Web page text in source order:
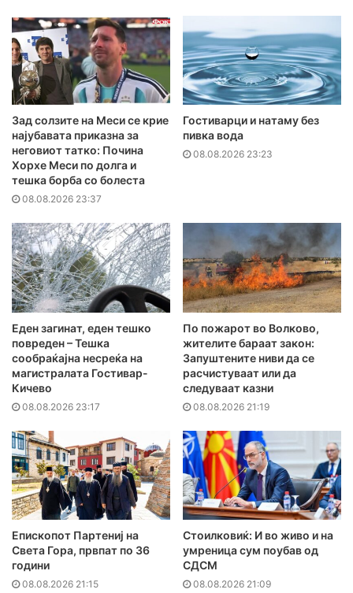
Зад солзите на Меси се крие
најубавата приказна за
неговиот татко: Почина
Хорхе Меси по долга и
тешка борба со болеста
08.08.2026 23:37
Гостиварци и натаму без
пивка вода
08.08.2026 23:23
Еден загинат, еден тешко
повреден – Тешка
сообраќајна несреќа на
магистралата Гостивар-
Кичево
08.08.2026 23:17
По пожарот во Волково,
жителите бараат закон:
Запуштените ниви да се
расчистуваат или да
следуваат казни
08.08.2026 21:19
Епископот Партениј на
Света Гора, првпат по 36
години
08.08.2026 21:15
Стоилковиќ: И во живо и на
умреница сум поубав од
СДСМ
08.08.2026 21:09